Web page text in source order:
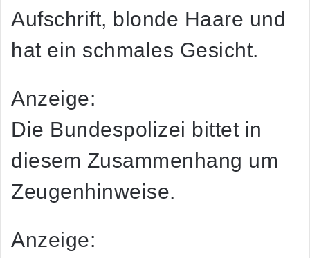
Aufschrift, blonde Haare und
hat ein schmales Gesicht.
Anzeige:
Die Bundespolizei bittet in
diesem Zusammenhang um
Zeugenhinweise.
Anzeige: